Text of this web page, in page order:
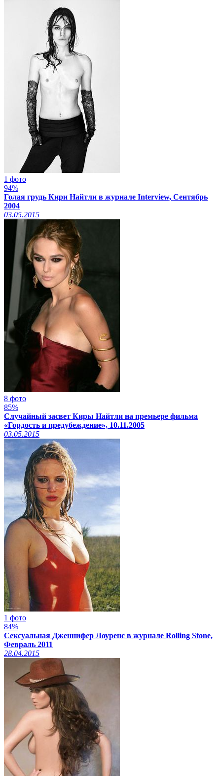
1 фото
94%
Голая грудь Кири Найтли в журнале Interview, Сентябрь
2004
03.05.2015
8 фото
85%
Случайный засвет Киры Найтли на премьере фильма
«Гордость и предубеждение», 10.11.2005
03.05.2015
1 фото
84%
Сексуальная Дженнифер Лоуренс в журнале Rolling Stone,
Февраль 2011
28.04.2015